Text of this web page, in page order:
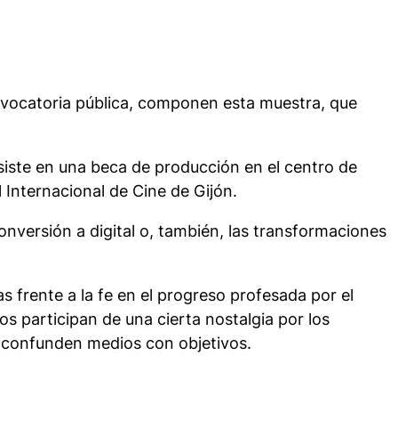
pública, componen esta muestra, que
en una beca de producción en el centro de
de Cine de Gijón.
a digital o, también, las transformaciones
frente a la fe en el progreso profesada por el
participan de una cierta nostalgia por los
medios con objetivos.